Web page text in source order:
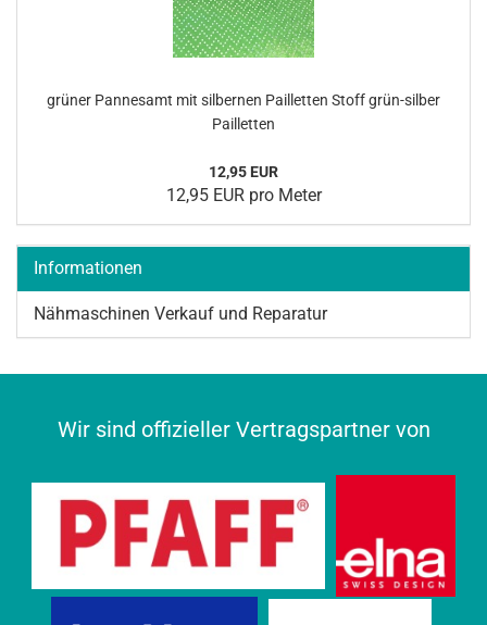
grü­ner Pan­nes­amt mit sil­ber­nen Pail­let­ten Stoff grün-​silber
Pail­let­ten
12,95 EUR
12,95 EUR pro Meter
Informationen
Nähmaschinen Verkauf und Reparatur
Wir sind offizieller Vertragspartner von